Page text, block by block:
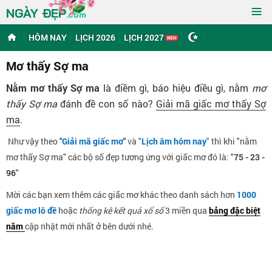
NGÀY ĐẸP.com ≡
HÔM NAY LỊCH 2026 LỊCH 2027
Mơ thấy Sợ ma
Nằm mơ thấy Sợ ma là điềm gì, báo hiệu điều gì, nằm mơ
thấy Sợ mađánh đề con số nào? Giải mã giấc mơ thấy Sợ
ma.
Như vậy theo"Giải mã giấc mơ"và "Lịch âm hôm nay" thì khi "nằm
mơ thấy Sợ ma" các bộ số đẹp tương ứng với giấc mơ đó là: "75 - 23 -
96"
Mời các bạn xem thêm các giấc mơ khác theo danh sách hơn 1000
giấc mơ lô đề hoặc thống kê kết quả xổ số3 miền qua bảng đặc biệt
nămcập nhật mới nhất ở bên dưới nhé.